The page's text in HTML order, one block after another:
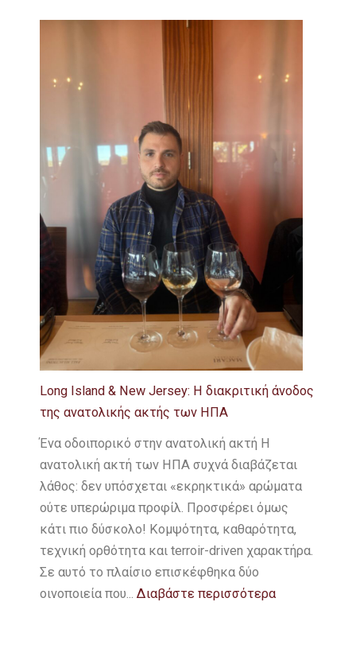
Long Island & New Jersey: Η διακριτική άνοδος
της ανατολικής ακτής των ΗΠΑ
Ένα οδοιπορικό στην ανατολική ακτή Η
ανατολική ακτή των ΗΠΑ συχνά διαβάζεται
λάθος: δεν υπόσχεται «εκρηκτικά» αρώματα
ούτε υπερώριμα προφίλ. Προσφέρει όμως
κάτι πιο δύσκολο! Κομψότητα, καθαρότητα,
τεχνική ορθότητα και terroir-driven χαρακτήρα.
Σε αυτό το πλαίσιο επισκέφθηκα δύο
οινοποιεία που... Διαβάστε περισσότερα